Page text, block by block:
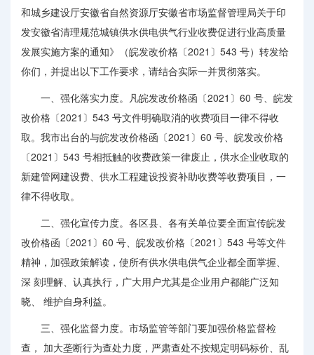
和城乡建设厅安徽省自然资源厅安徽省市场监督管理局关于印
发安徽省清理规范城镇供水供电供气行业收费促进行业高质量
发展实施方案的通知》（皖发改价格〔2021〕543 号）转发给
你们，并提出以下工作要求，请结合实际一并贯彻落实。
一、强化落实力度。凡皖发改价格函〔2021〕60 号、皖发
改价格〔2021〕543 号文件明确取消的收费项目一律不得收
取。我市出台的与皖发改价格函〔2021〕60 号、皖发改价格
〔2021〕543 号相抵触的收费政策一律废止，供水企业收取的
新建管网建设费、供水工程建设投资补助收费等收费项目，一
律不得收取。
二、强化宣传力度。各区县、各有关单位要全面宣传皖发
改价格函〔2021〕60 号、皖发改价格〔2021〕543 号等文件
精神，加强政策解读，使所有供水供电供气企业都全面掌握、
深 刻理解、认真执行，广大用户尤其是企业用户都能广泛知
晓、 维护自身利益。
三、强化监督力度。市场监管等部门要加强价格监督检
查， 加大垄断行为查处力度，严肃查处不按规定明码标价、乱